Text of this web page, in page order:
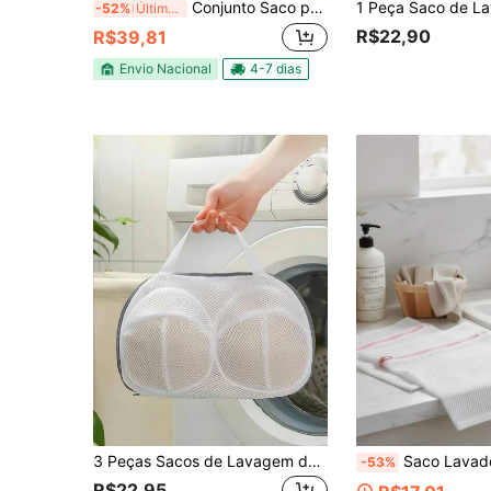
-52% Último dia Conjunto Saco para Lavar Roupas Intimas Protetor Limpeza de Sutiã Telado Protege Maquina de Lavar Lavanderia
R$39,81
Envio Nacional 4-7 dias
R$22,90
3 Peças Sacos de Lavagem de Sutiã, Saco de Lavanderia de Sutiã Lavável na Máquina, Saco de Lavagem de Lingerie Anti-Deformação para Viagem e Organizador de Serviço de Quarto, Cor Aleatória -53% Saco Lavadora Roupas Delicadas Ziper Redondo Sutiã